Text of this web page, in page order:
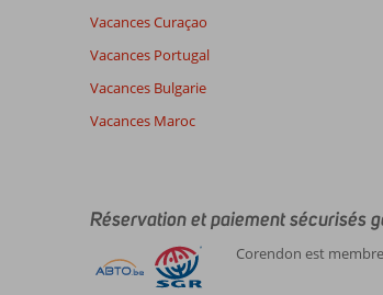
Vacances Curaçao
Vacances Portugal
Vacances Bulgarie
Vacances Maroc
Réservation et paiement sécurisés
Corendon est